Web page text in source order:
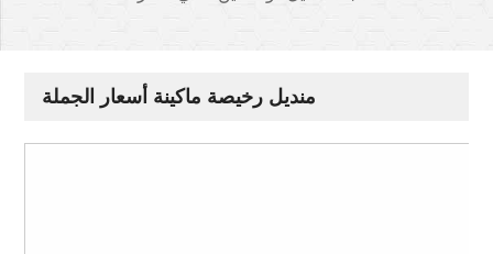
منديل رخيصة ماكينة أسعار الجملة